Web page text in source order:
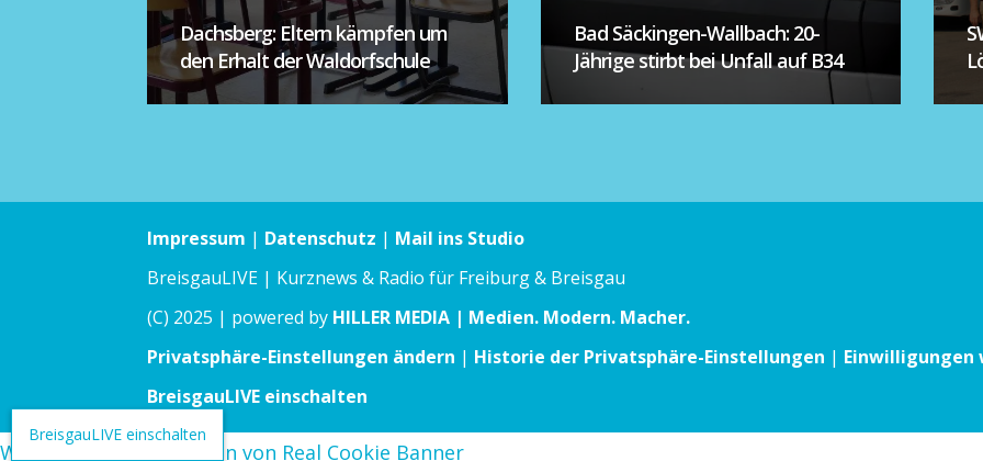
Dachsberg: Eltern kämpfen um
den Erhalt der Waldorfschule
Bad Säckingen-Wallbach: 20-
Jährige stirbt bei Unfall auf B34
Impressum | Datenschutz | Mail ins Studio
BreisgauLIVE | Kurznews & Radio für Freiburg & Breisgau
(C) 2025 | powered by HILLER MEDIA | Medien. Modern. Macher.
Privatsphäre-Einstellungen ändern | Historie der Privatsphäre-Einstellungen |
BreisgauLIVE einschalten
BreisgauLIVE einschalten
WordPress Cookie Plugin von Real Cookie Banner